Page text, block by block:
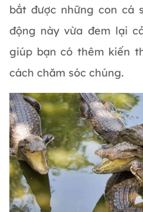
bắt được những con cá
động này vừa đem lại
giúp bạn có thêm kiến
cách chăm sóc chúng.